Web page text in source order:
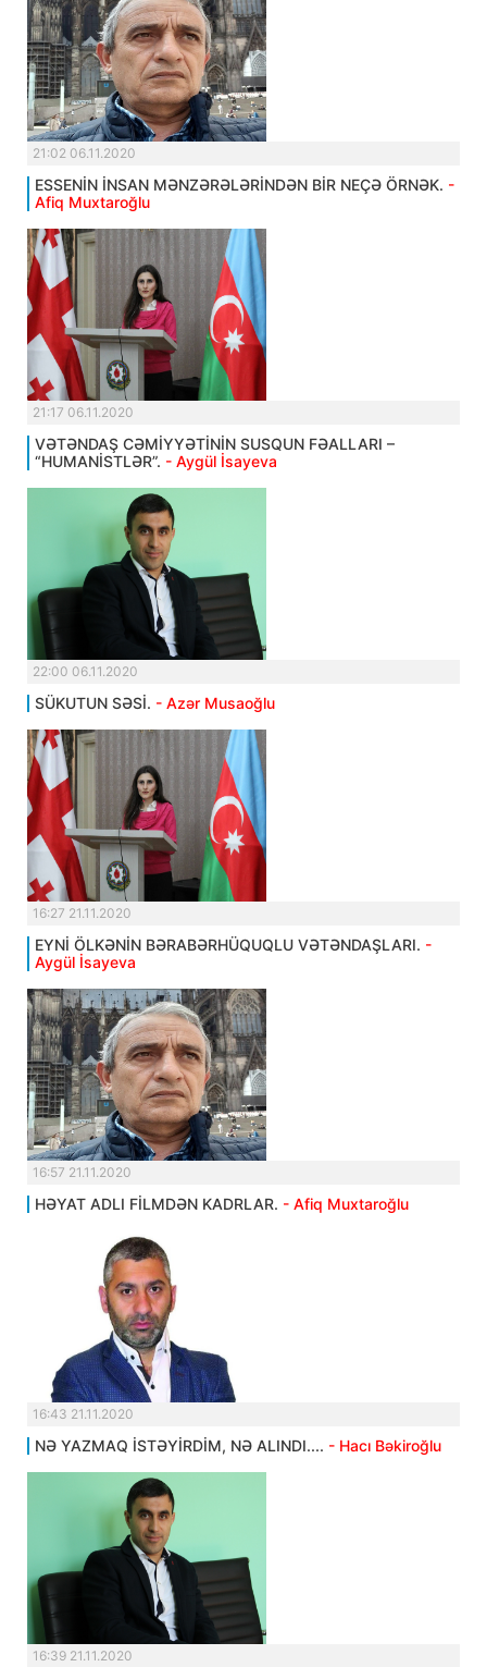
21:02 06.11.2020
ESSENİN İNSAN MƏNZƏRƏLƏRİNDƏN BİR NEÇƏ ÖRNƏK. -
Afiq Muxtaroğlu
21:17 06.11.2020
VƏTƏNDAŞ CƏMİYYƏTİNİN SUSQUN FƏALLARI –
“HUMANİSTLƏR”. - Aygül İsayeva
22:00 06.11.2020
SÜKUTUN SƏSİ. - Azər Musaoğlu
16:27 21.11.2020
EYNİ ÖLKƏNİN BƏRABƏRHÜQUQLU VƏTƏNDAŞLARI. -
Aygül İsayeva
16:57 21.11.2020
HƏYAT ADLI FİLMDƏN KADRLAR. - Afiq Muxtaroğlu
16:43 21.11.2020
NƏ YAZMAQ İSTƏYİRDİM, NƏ ALINDI.... - Hacı Bəkiroğlu
16:39 21.11.2020